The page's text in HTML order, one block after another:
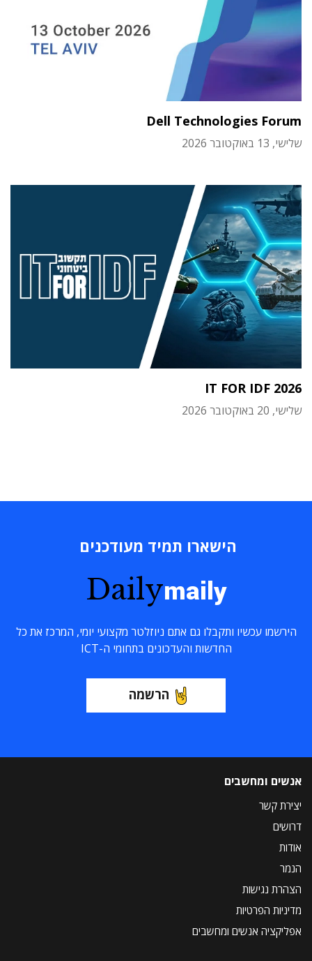
Dell Technologies Forum
שלישי, 13 באוקטובר 2026
IT FOR IDF 2026
שלישי, 20 באוקטובר 2026
הישארו תמיד מעודכנים
Dailymaily
הירשמו עכשיו ותקבלו גם אתם ניוזלטר מקצועי יומי, המרכז את כל
החדשות והעדכונים בתחומי ה-ICT
הרשמה
אנשים ומחשבים
יצירת קשר
דרושים
אודות
הנמר
הצהרת נגישות
מדיניות הפרטיות
אפליקציה אנשים ומחשבים